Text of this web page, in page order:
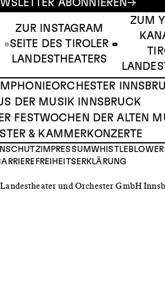
ABONNIEREN
ZUR INSTAGRAM
SEITE DES TIROLER
LANDESTHEATERS
ZUM
DER MUSIK INNSBRUCK
FESTWOCHEN DER ALTEN
& KAMMERKONZERTE
IMPRESSUMWHISTLEBLOWER
und Orchester GmbH